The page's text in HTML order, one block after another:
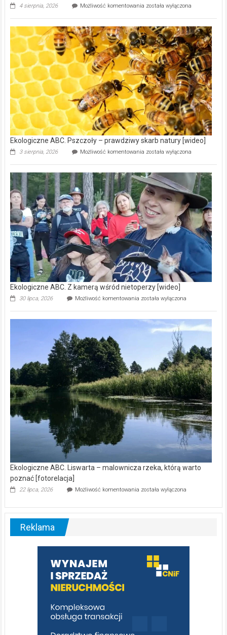
4 sierpnia, 2026 Możliwość komentowania Ekologiczne
Wręczyca
Wielka
z
dofinansowaniem
ponad
15,6
mln
na
modernizację
oczyszczalni
ścieków
[wideo]
została wyłączona
Ekologiczne ABC. Pszczoły – prawdziwy skarb natury [wideo]
3 sierpnia, 2026 Możliwość komentowania Ekologiczne
–
prawdziwy
skarb
natury
[wideo]
została wyłączona
Ekologiczne ABC. Z kamerą wśród nietoperzy [wideo]
30 lipca, 2026 Możliwość komentowania Ekologiczne
kamerą
wśród
została wyłączona
Ekologiczne ABC. Liswarta – malownicza rzeka, którą warto
poznać [fotorelacja]
22 lipca, 2026 Możliwość komentowania Ekologiczne
–
warto
poznać
[fotorelacja]
została wyłączona
Reklama